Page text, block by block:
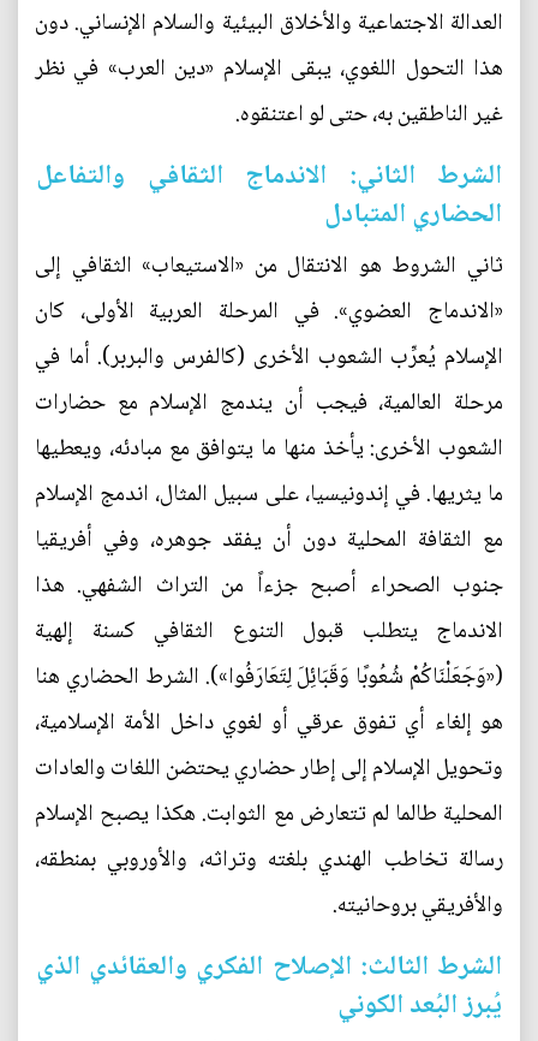
العدالة الاجتماعية والأخلاق البيئية والسلام الإنساني. دون
هذا التحول اللغوي، يبقى الإسلام «دين العرب» في نظر
غير الناطقين به، حتى لو اعتنقوه.
الشرط الثاني: الاندماج الثقافي والتفاعل
الحضاري المتبادل
ثاني الشروط هو الانتقال من «الاستيعاب» الثقافي إلى
«الاندماج العضوي». في المرحلة العربية الأولى، كان
الإسلام يُعرِّب الشعوب الأخرى (كالفرس والبربر). أما في
مرحلة العالمية، فيجب أن يندمج الإسلام مع حضارات
الشعوب الأخرى: يأخذ منها ما يتوافق مع مبادئه، ويعطيها
ما يثريها. في إندونيسيا، على سبيل المثال، اندمج الإسلام
مع الثقافة المحلية دون أن يفقد جوهره، وفي أفريقيا
جنوب الصحراء أصبح جزءاً من التراث الشفهي. هذا
الاندماج يتطلب قبول التنوع الثقافي كسنة إلهية
(«وَجَعَلْنَاكُمْ شُعُوبًا وَقَبَائِلَ لِتَعَارَفُوا»). الشرط الحضاري هنا
هو إلغاء أي تفوق عرقي أو لغوي داخل الأمة الإسلامية،
وتحويل الإسلام إلى إطار حضاري يحتضن اللغات والعادات
المحلية طالما لم تتعارض مع الثوابت. هكذا يصبح الإسلام
رسالة تخاطب الهندي بلغته وتراثه، والأوروبي بمنطقه،
والأفريقي بروحانيته.
الشرط الثالث: الإصلاح الفكري والعقائدي الذي
يُبرز البُعد الكوني